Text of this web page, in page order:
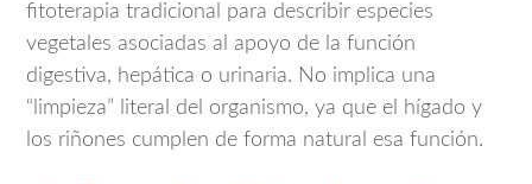
fitoterapia tradicional para describir especies
vegetales asociadas al apoyo de la función
digestiva, hepática o urinaria. No implica una
“limpieza” literal del organismo, ya que el hígado y
los riñones cumplen de forma natural esa función.